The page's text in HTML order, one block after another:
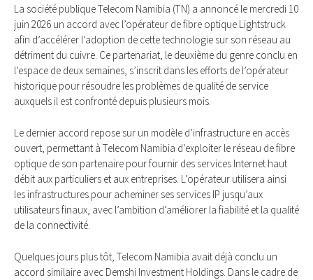
La société publique Telecom Namibia (TN) a annoncé le mercredi 10
juin 2026 un accord avec l’opérateur de fibre optique Lightstruck
afin d’accélérer l’adoption de cette technologie sur son réseau au
détriment du cuivre. Ce partenariat, le deuxième du genre conclu en
l’espace de deux semaines, s’inscrit dans les efforts de l’opérateur
historique pour résoudre les problèmes de qualité de service
auxquels il est confronté depuis plusieurs mois.
Le dernier accord repose sur un modèle d’infrastructure en accès
ouvert, permettant à Telecom Namibia d’exploiter le réseau de fibre
optique de son partenaire pour fournir des services Internet haut
débit aux particuliers et aux entreprises. L’opérateur utilisera ainsi
les infrastructures pour acheminer ses services IP jusqu’aux
utilisateurs finaux, avec l’ambition d’améliorer la fiabilité et la qualité
de la connectivité.
Quelques jours plus tôt, Telecom Namibia avait déjà conclu un
accord similaire avec Demshi Investment Holdings. Dans le cadre de